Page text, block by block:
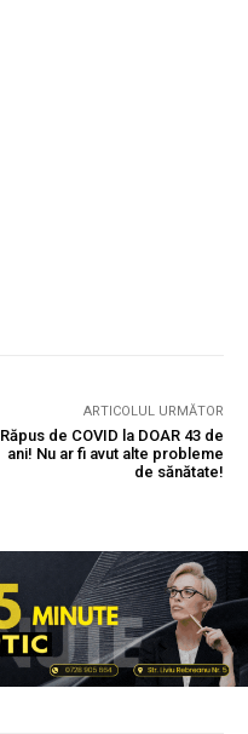
ARTICOLUL URMĂTOR
Răpus de COVID la DOAR 43 de
ani! Nu ar fi avut alte probleme
de sănătate!